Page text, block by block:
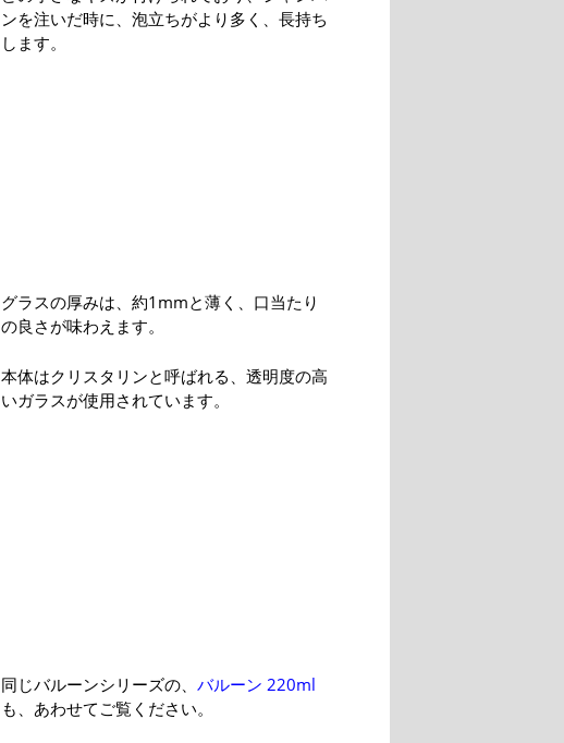
ンを注いだ時に、泡立ちがより多く、長持ち
します。
グラスの厚みは、約1mmと薄く、口当たり
の良さが味わえます。
本体はクリスタリンと呼ばれる、透明度の高
いガラスが使用されています。
同じバルーンシリーズの、 バルーン 220ml
も、あわせてご覧ください。